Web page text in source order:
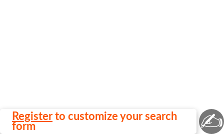
Register to customize your search
form
✍